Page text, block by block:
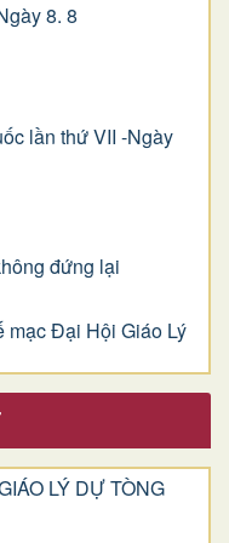
8. 8
lần thứ VII -Ngày
đứng lại
mạc Đại Hội Giáo Lý
LÝ DỰ TÒNG